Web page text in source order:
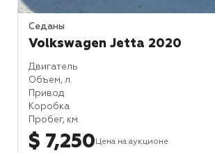
Седаны
Volkswagen Jetta 2020
Двигатель
Объем, л.
Привод
Коробка
Пробег, км.
$ 7,250 Цена на аукционе